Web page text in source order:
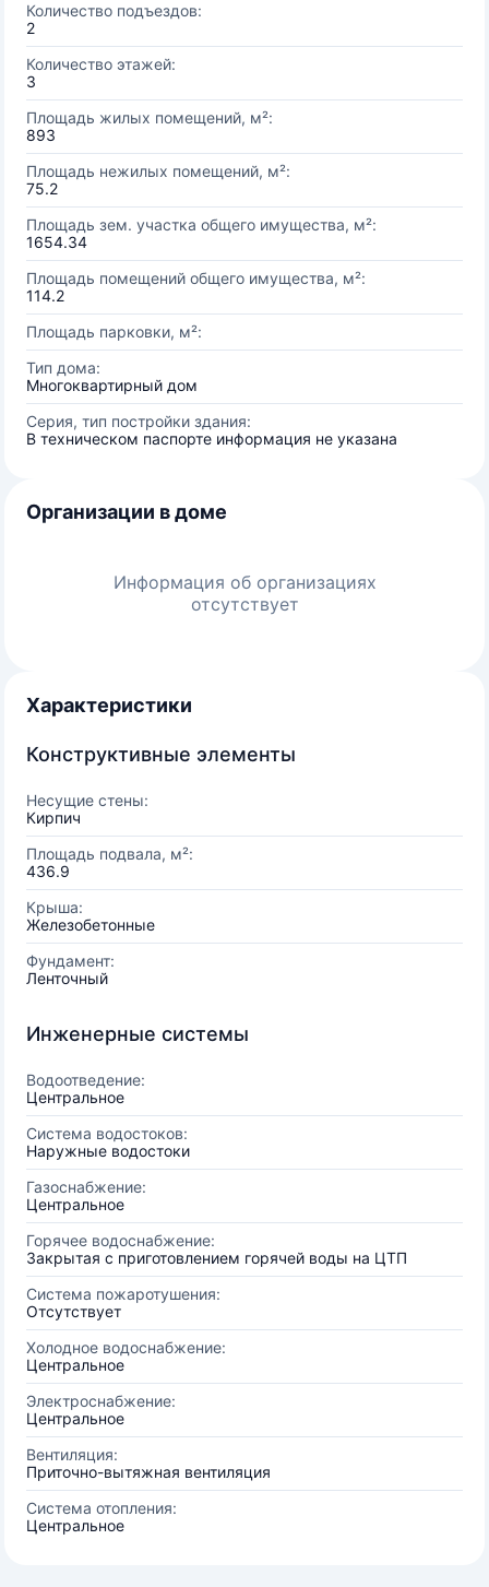
Количество подъездов:
2
Количество этажей:
3
Площадь жилых помещений, м²:
893
Площадь нежилых помещений, м²:
75.2
Площадь зем. участка общего имущества, м²:
1654.34
Площадь помещений общего имущества, м²:
114.2
Площадь парковки, м²:
Тип дома:
Многоквартирный дом
Серия, тип постройки здания:
В техническом паспорте информация не указана
Организации в доме
Информация об организациях
отсутствует
Характеристики
Конструктивные элементы
Несущие стены:
Кирпич
Площадь подвала, м²:
436.9
Крыша:
Железобетонные
Фундамент:
Ленточный
Инженерные системы
Водоотведение:
Центральное
Система водостоков:
Наружные водостоки
Газоснабжение:
Центральное
Горячее водоснабжение:
Закрытая с приготовлением горячей воды на ЦТП
Система пожаротушения:
Отсутствует
Холодное водоснабжение:
Центральное
Электроснабжение:
Центральное
Вентиляция:
Приточно-вытяжная вентиляция
Система отопления:
Центральное